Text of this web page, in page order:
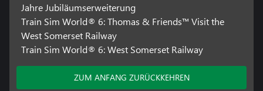
Jahre Jubiläumserweiterung
Train Sim World® 6: Thomas & Friends™ Visit the
West Somerset Railway
Train Sim World® 6: West Somerset Railway
ZUM ANFANG ZURÜCKKEHREN